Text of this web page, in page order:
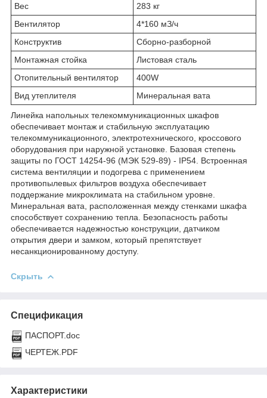
Вес
283 кг
Вентилятор
4*160 мЗ/ч
Конструктив
Сборно-разборной
Монтажная стойка
Листовая сталь
Отопительный вентилятор
400W
Вид утеплителя
Минеральная вата
Линейка напольных телекоммуникационных шкафов
обеспечивает монтаж и стабильную эксплуатацию
телекоммуникационного, электротехнического, кроссового
оборудования при наружной установке. Базовая степень
защиты по ГОСТ 14254-96 (МЭК 529-89) - IP54. Встроенная
система вентиляции и подогрева с применением
противопылевых фильтров воздуха обеспечивает
поддержание микроклимата на стабильном уровне.
Минеральная вата, расположенная между стенками шкафа
способствует сохранению тепла. Безопасность работы
обеспечивается надежностью конструкции, датчиком
открытия двери и замком, который препятствует
несанкционированному доступу.
Скрыть
Спецификация
ПАСПОРТ.doc
ЧЕРТЕЖ.PDF
Характеристики